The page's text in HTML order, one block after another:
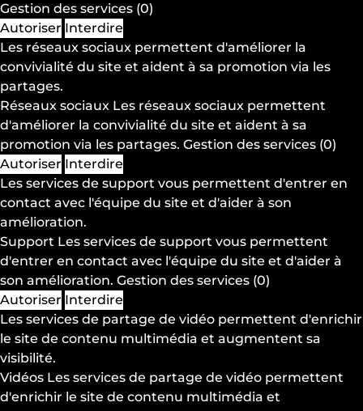
Gestion des services (0)
Autoriser Interdire
Les réseaux sociaux permettent d'améliorer la
convivialité du site et aident à sa promotion via les
partages.
Réseaux sociaux Les réseaux sociaux permettent
d'améliorer la convivialité du site et aident à sa
promotion via les partages. Gestion des services (0)
Autoriser Interdire
Les services de support vous permettent d'entrer en
contact avec l'équipe du site et d'aider à son
amélioration.
Support Les services de support vous permettent
d'entrer en contact avec l'équipe du site et d'aider à
son amélioration. Gestion des services (0)
Autoriser Interdire
Les services de partage de vidéo permettent d'enrichir
le site de contenu multimédia et augmentent sa
visibilité.
Vidéos Les services de partage de vidéo permettent
d'enrichir le site de contenu multimédia et